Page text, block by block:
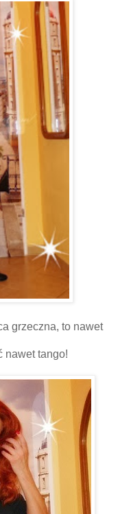
grzeczna, to nawet
nawet tango!